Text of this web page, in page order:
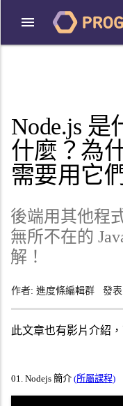
Node.js 是
什麼？為
需要用它
後端用其他程
無所不在的
解！
作者: 進度條編輯群 發
此文章也有影片介紹
01. Nodejs 簡介 (所屬課程)